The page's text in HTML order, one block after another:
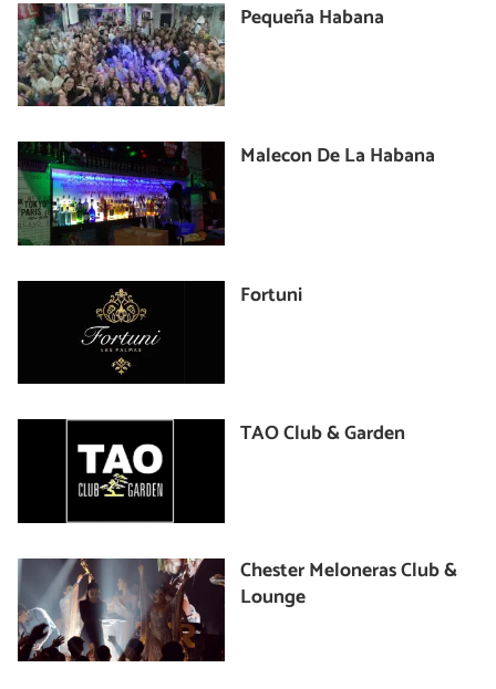
Pequeña Habana
Malecon De La Habana
Fortuni
TAO Club & Garden
Chester Meloneras Club &
Lounge